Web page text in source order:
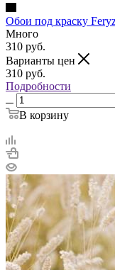
Обои под краску
Много
310 руб.
Варианты цен
310 руб.
Подробности
В корзину